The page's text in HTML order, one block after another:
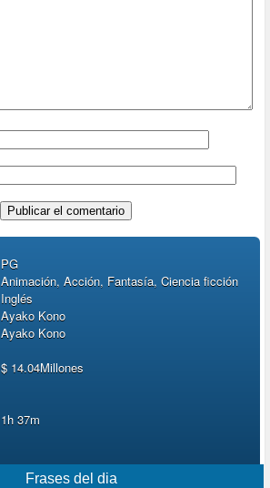
PG
Animación, Acción, Fantasía, Ciencia ficción
Inglés
Ayako Kono
Ayako Kono
$ 14.04Millones
1h 37m
Frases del dia